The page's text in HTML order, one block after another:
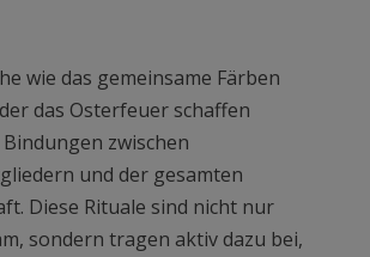
wie das gemeinsame Färben
das Osterfeuer schaffen
zwischen
und der gesamten
Diese Rituale sind nicht nur
sondern tragen aktiv dazu bei,